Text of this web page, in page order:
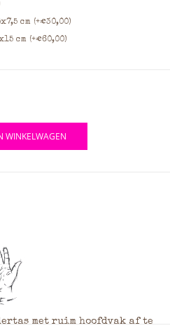
cm (+€30,00)
cm (+€60,00)
WINKELWAGEN
met ruim hoofdvak af te